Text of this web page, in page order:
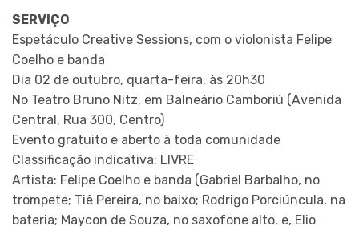
SERVIÇO
Espetáculo Creative Sessions, com o violonista Felipe
Coelho e banda
Dia 02 de outubro, quarta-feira, às 20h30
No Teatro Bruno Nitz, em Balneário Camboriú (Avenida
Central, Rua 300, Centro)
Evento gratuito e aberto à toda comunidade
Classificação indicativa: LIVRE
Artista: Felipe Coelho e banda (Gabriel Barbalho, no
trompete; Tiê Pereira, no baixo; Rodrigo Porciúncula, na
bateria; Maycon de Souza, no saxofone alto, e, Elio